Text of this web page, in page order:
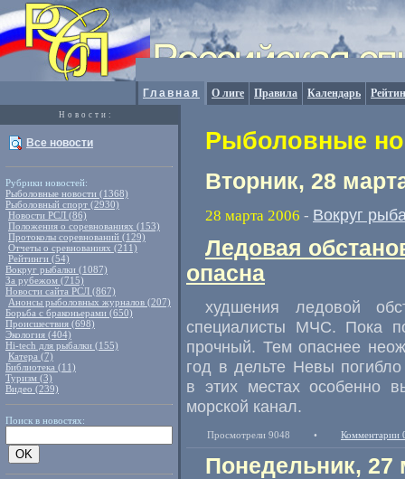
Главная О лиге Правила Календарь
Новости:
Все новости
Рубрики новостей:
Рыболовные новости (1368)
Рыболовный спорт (2930)
Новости РСЛ (86)
Положения о соревнованиях (153)
Протоколы соревнований (129)
Отчеты о сревнованиях (211)
Рейтинги (54)
Вокруг рыбалки (1087)
За рубежом (715)
Новости сайта РСЛ (867)
Анонсы рыболовных журналов (207)
Борьба с браконьерами (650)
Происшествия (698)
Экология (404)
Hi-tech для рыбалки (155)
Катера (7)
Библиотека (11)
Туризм (3)
Видео (239)
Поиск в новостях:
Рыболовные
Вторник, 28
28 марта 2006 - Вокруг
Ледовая
опасна
худшения ледовой
специалисты МЧС. Пока
прочный. Тем опаснее
год в дельте Невы
в этих местах особенно
морской канал.
Просмотрели 9048 • Комментарии
Понедельник, 27